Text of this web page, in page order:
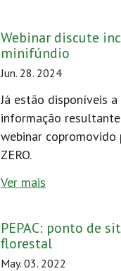
Webinar discute
minifúndio
Jun. 28. 2024
Já estão disponíveis
informação
webinar copromovido
ZERO.
Ver mais
PEPAC: ponto de
florestal
May. 03. 2022